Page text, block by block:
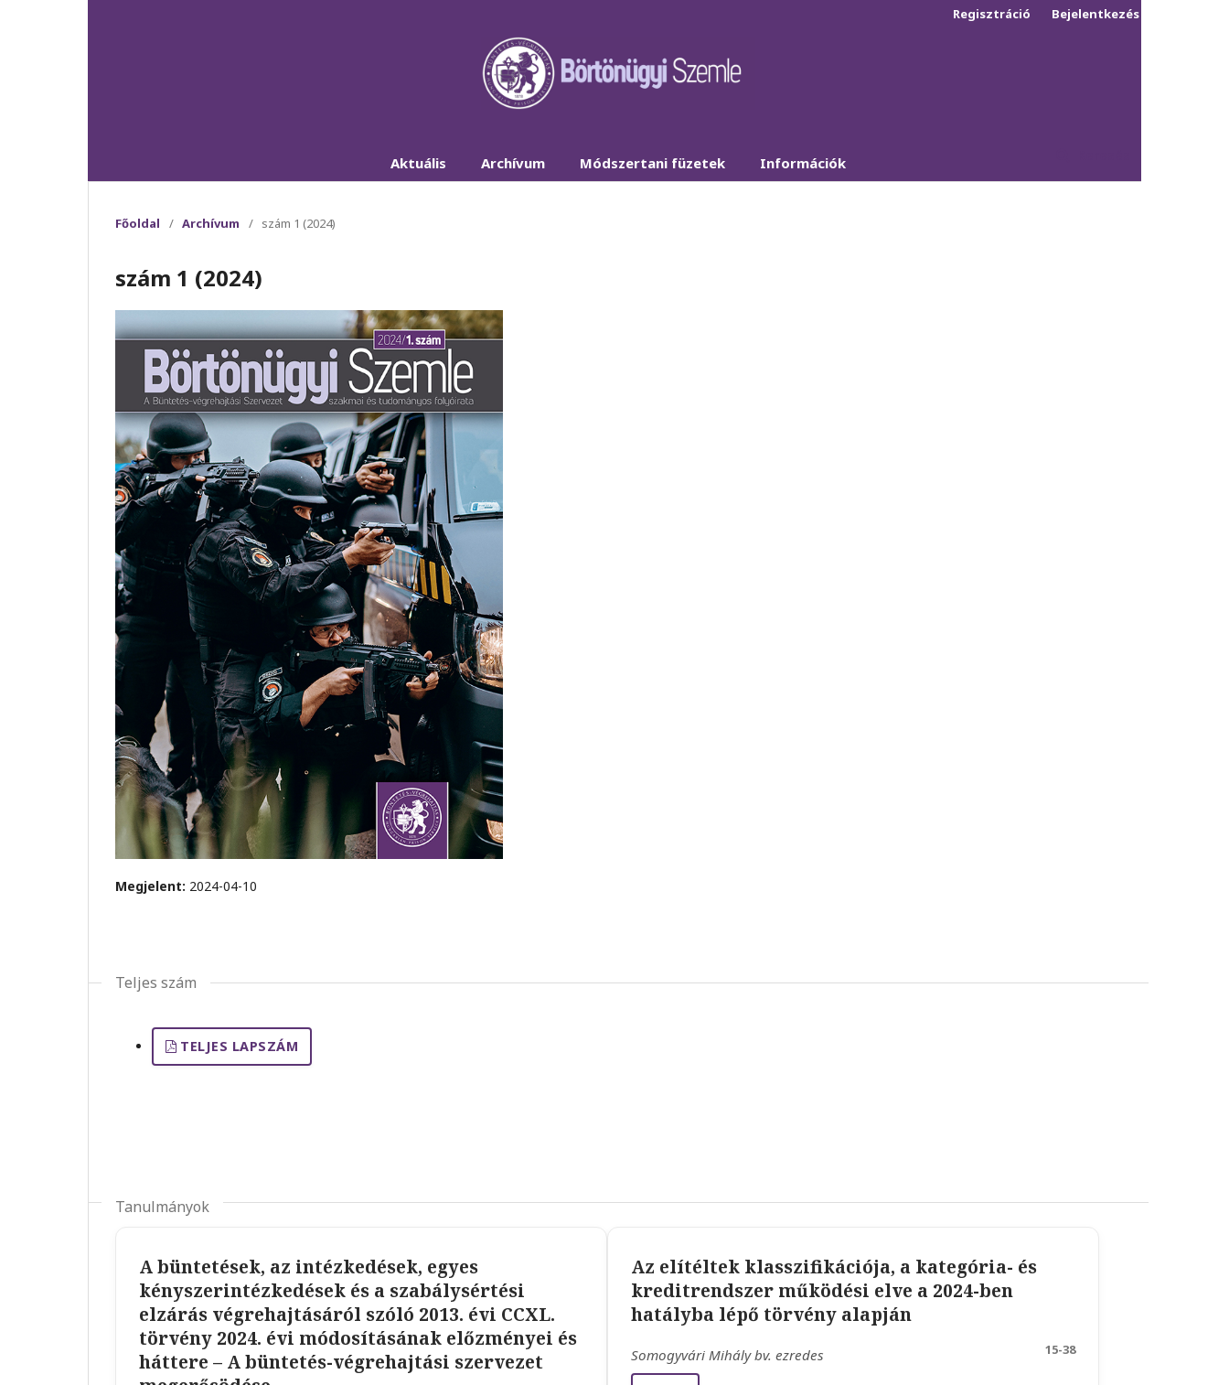
Aktuális Archívum Módszertani füzetek Információk
Regisztráció Bejelentkezés
Főoldal / Archívum / szám 1 (2024)
szám 1 (2024)
Megjelent: 2024-04-10
Teljes szám
TELJES LAPSZÁM
Tanulmányok
A büntetések, az intézkedések, egyes
kényszerintézkedések és a szabálysértési
elzárás végrehajtásáról szóló 2013. évi CCXL.
törvény 2024. évi módosításának előzményei és
háttere – A büntetés-végrehajtási szervezet
Az elítéltek klasszifikációja, a kategória- és
kreditrendszer működési elve a 2024-ben
hatályba lépő törvény alapján
Somogyvári Mihály bv. ezredes 15-38